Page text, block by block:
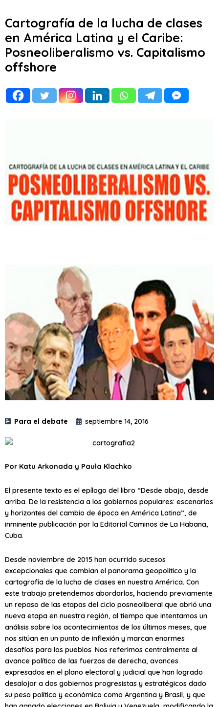
Cartografía de la lucha de clases
en América Latina y el Caribe:
Posneoliberalismo vs. Capitalismo
offshore
Para el debate septiembre 14, 2016
Por Katu Arkonada y Paula Klachko
El presente texto es el epílogo del libro “Desde abajo, desde
arriba. De la resistencia a los gobiernos populares: escenarios
y horizontes del cambio de época en América Latina”, de
inminente publicación por la Editorial Caminos de La Habana,
Cuba.
Desde noviembre de 2015 han ocurrido sucesos
excepcionales que cambian el panorama geopolítico y la
cartografía de la lucha de clases en nuestra América. Con
este trabajo pretendemos abordarlos, haciendo previamente
un repaso de las etapas del ciclo posneoliberal que abrió una
nueva etapa en nuestra región, al tiempo que intentamos un
análisis sobre los acontecimientos de los últimos meses, que
nos sitúan en un punto de inflexión y marcan enormes
desafíos para los pueblos. Nos referimos centralmente al
avance político de las fuerzas de derecha, avances
expresados en el plano electoral y judicial que han logrado
desalojar a dos gobiernos progresistas y estratégicos dado
su peso político y económico como Argentina y Brasil, y que